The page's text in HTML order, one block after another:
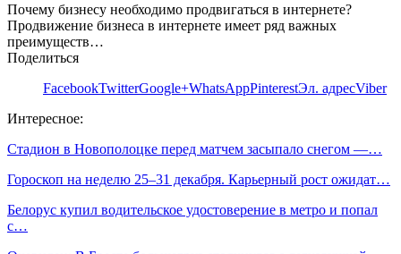
Почему бизнесу необходимо продвигаться в интернете?
Продвижение бизнеса в интернете имеет ряд важных
преимуществ…
Поделиться
FacebookTwitterGoogle+WhatsAppPinterestЭл. адресViber
Интересное:
Стадион в Новополоцке перед матчем засыпало снегом —…
Гороскоп на неделю 25–31 декабря. Карьерный рост ожидат…
Белорус купил водительское удостоверение в метро и попал
с…